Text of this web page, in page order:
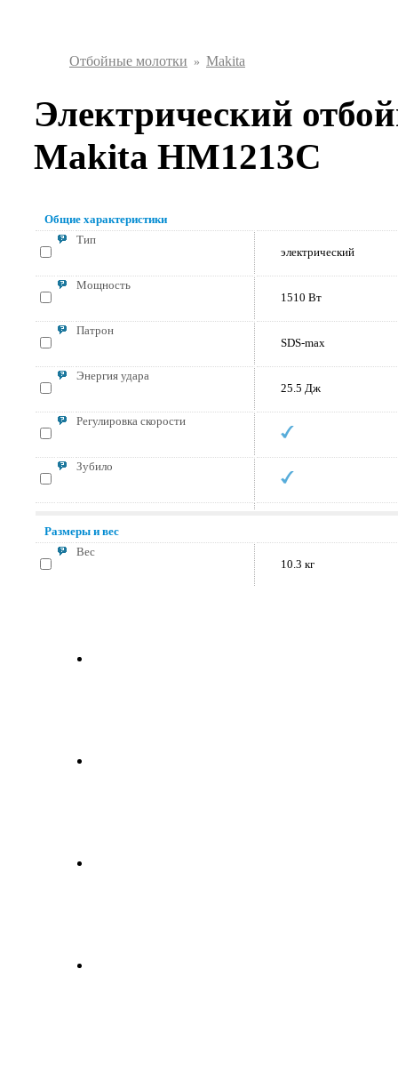
Отбойные молотки Makita
Электрический
Makita HM1213C
Общие характеристики
Тип
электрический
Мощность
1510 Вт
Патрон
SDS-max
Энергия удара
25.5 Дж
Регулировка скорости
Зубило
Размеры и вес
Вес
10.3 кг